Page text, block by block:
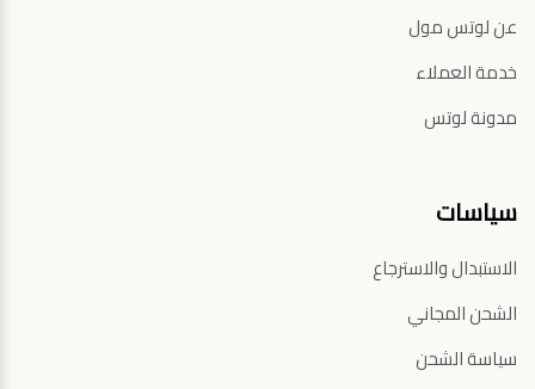
عن لوتس مول
خدمة العملاء
مدونة لوتس
سياسات
الاستبدال والاسترجاع
الشحن المجاني
سياسة الشحن